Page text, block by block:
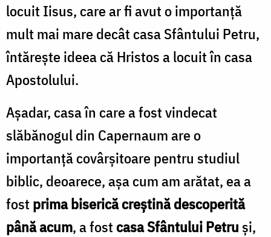
locuit Iisus, care ar fi avut o importanță
mult mai mare decât casa Sfântului Petru,
întărește ideea că Hristos a locuit în casa
Apostolului.
Așadar, casa în care a fost vindecat
slăbănogul din Capernaum are o
importanță covârșitoare pentru studiul
biblic, deoarece, așa cum am arătat, ea a
fost prima biserică creștină descoperită
până acum, a fostcasa Sfântului Petruși,